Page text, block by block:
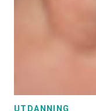
UTDANNING